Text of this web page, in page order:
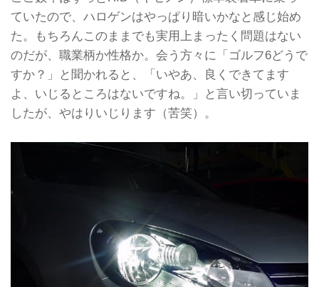
ていたので、ハロゲンはやっぱり暗いかなと感じ始め
た。もちろんこのままでも実用上まったく問題はない
のだが、職業柄か性格か。会う方々に「ゴルフ6どうで
すか？」と聞かれると、「いやあ、良くできてます
よ、いじるところはないですね。」と言い切っていま
したが、やはりいじります（苦笑）。